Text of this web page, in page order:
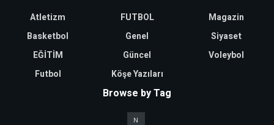
Atletizm
Basketbol
EĞİTİM
Futbol
FUTBOL
Genel
Güncel
Köşe Yazıları
Magazin
Siyaset
Voleybol
Browse by Tag
N